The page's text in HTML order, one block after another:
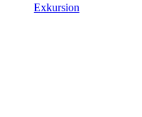
Exkursion